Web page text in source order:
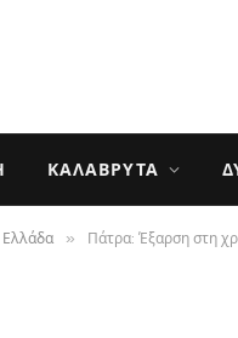
ΚΑΛΆΒΡΥΤΑ
Ελλάδα » Πάτρα: Έξαρση στη